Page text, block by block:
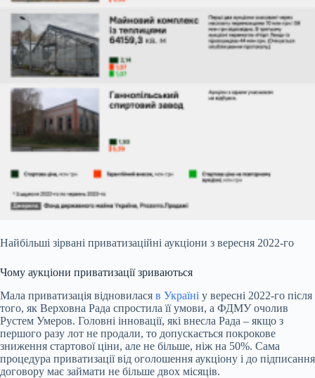
Найбільші зірвані приватизаційні аукціони з вересня 2022-го
Чому аукціони приватизації зриваються
Мала приватизація відновилася в Україні у вересні 2022-го після
того, як Верховна Рада спростила її умови, а ФДМУ очолив
Рустем Умеров. Головні інновації, які внесла Рада – якщо з
першого разу лот не продали, то допускається покрокове
зниження стартової ціни, але не більше, ніж на 50%. Сама
процедура приватизації від оголошення аукціону і до підписання
договору має займати не більше двох місяців.